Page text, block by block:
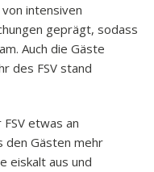
intensiven
geprägt, sodass
Auch die Gäste
des FSV stand
etwas an
den Gästen mehr
eiskalt aus und